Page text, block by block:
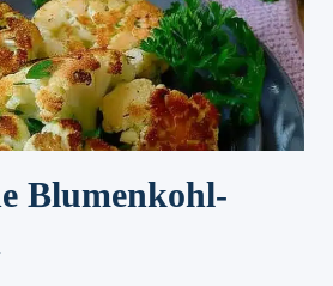
Blumenkohl-